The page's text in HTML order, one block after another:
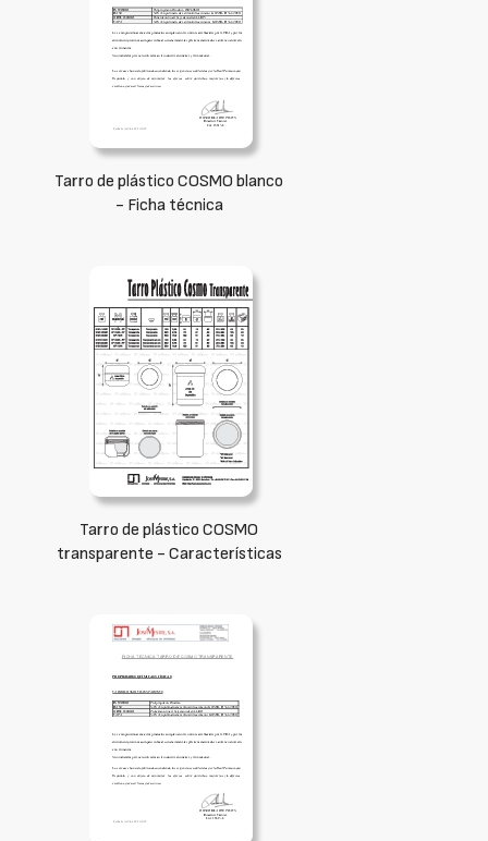
Tarro de plástico COSMO blanco
- Ficha técnica
Tarro de plástico COSMO
transparente - Características